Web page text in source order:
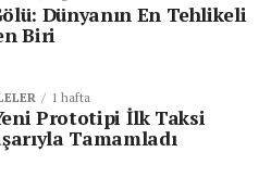
geliyor.
ve Güdüm
yüzlerce metreyi
Dünyanın En Tehlikeli
Biri
1 hafta
Prototipi İlk Taksi
Tamamladı